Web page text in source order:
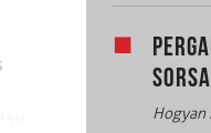
SORSA
Hogyan